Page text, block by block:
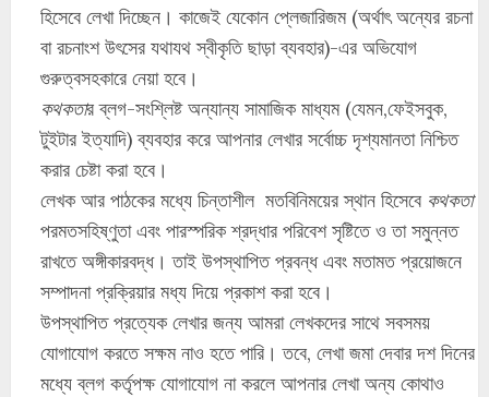
হিসেবে লেখা দিচ্ছেন। কাজেই যেকোন প্লেজারিজম (অর্থাৎ অন্যের রচনা
বা রচনাংশ উৎসের যথাযথ স্বীকৃতি ছাড়া ব্যবহার)-এর অভিযোগ
গুরুত্বসহকারে নেয়া হবে।
কথকতার ব্লগ-সংশ্লিষ্ট অন্যান্য সামাজিক মাধ্যম (যেমন,ফেইসবুক,
টুইটার ইত্যাদি) ব্যবহার করে আপনার লেখার সর্বোচ্চ দৃশ্যমানতা নিশ্চিত
করার চেষ্টা করা হবে।
লেখক আর পাঠকের মধ্যে চিন্তাশীল মতবিনিময়ের স্থান হিসেবে কথকতা
পরমতসহিষ্ণুতা এবং পারস্পরিক শ্রদ্ধার পরিবেশ সৃষ্টিতে ও তা সমুন্নত
রাখতে অঙ্গীকারবদ্ধ। তাই উপস্থাপিত প্রবন্ধ এবং মতামত প্রয়োজনে
সম্পাদনা প্রক্রিয়ার মধ্য দিয়ে প্রকাশ করা হবে।
উপস্থাপিত প্রত্যেক লেখার জন্য আমরা লেখকদের সাথে সবসময়
যোগাযোগ করতে সক্ষম নাও হতে পারি। তবে, লেখা জমা দেবার দশ দিনের
মধ্যে ব্লগ কর্তৃপক্ষ যোগাযোগ না করলে আপনার লেখা অন্য কোথাও